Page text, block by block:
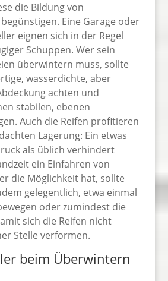
die Bildung von
Eine Garage oder
eignen sich in der Regel
Schuppen. Wer sein
überwintern muss, sollte
wasserdichte, aber
achten und
stabilen, ebenen
Auch die Reifen profitieren
Lagerung: Ein etwas
als üblich verhindert
ein Einfahren von
die Möglichkeit hat, sollte
gelegentlich, etwa einmal
oder zumindest die
sich die Reifen nicht
Stelle verformen.
beim Überwintern